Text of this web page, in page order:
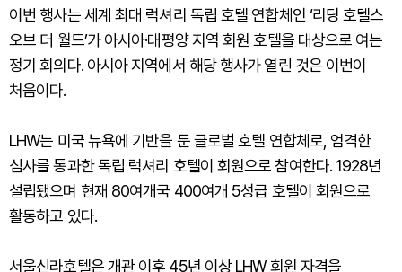
이번 행사는 세계 최대 럭셔리 독립 호텔 연합체인 ‘리딩 호텔스
오브 더 월드’가 아시아·태평양 지역 회원 호텔을 대상으로 여는
정기 회의다. 아시아 지역에서 해당 행사가 열린 것은 이번이
처음이다.
LHW는 미국 뉴욕에 기반을 둔 글로벌 호텔 연합체로, 엄격한
심사를 통과한 독립 럭셔리 호텔이 회원으로 참여한다. 1928년
설립됐으며 현재 80여개국 400여개 5성급 호텔이 회원으로
활동하고 있다.
서울신라호텔은 개관 이후 45년 이상 LHW 회원 자격을